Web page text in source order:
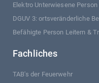
Elektro Unterwiesene Person
DGUV 3: ortsveränderliche
Befähigte Person Leitern &
Fachliches
TAB's der Feuerwehr